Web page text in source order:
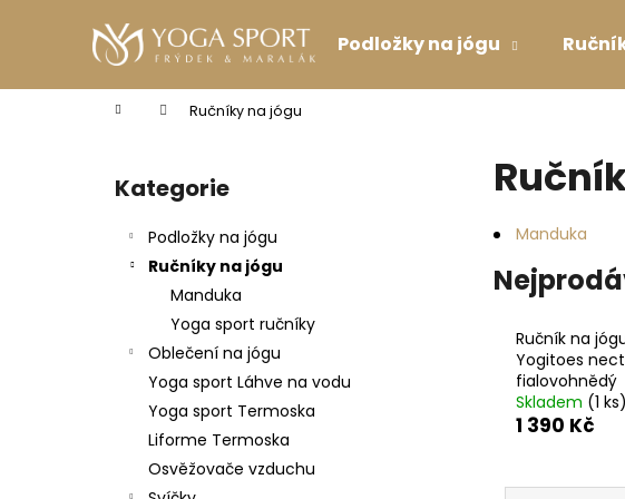
Podložky na jógu
Domů Ručníky na jógu
Přeskočit
kategorie
Kategorie
Podložky na jógu
Ručníky na jógu
Manduka
Yoga sport ručníky
Oblečení na jógu
Yoga sport Láhve na vodu
Yoga sport Termoska
Liforme Termoska
Osvěžovače vzduchu
Manduka
Ručník na
Yogitoes
fialovohnědý
Skladem (1 ks)
1 390 Kč
Ř
í
Zpět
do
Zpět
do
PODPRSENKA VÉČKOVÁ ČERNÁ
PODLOŽKA NA